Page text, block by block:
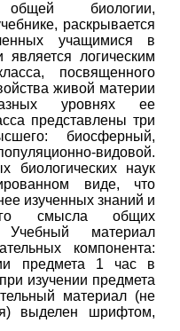
биологии,
раскрывается
учащимися в
логическим
посвященного
живой материи
уровнях ее
представлены три
биосферный,
видовой.
биологических наук
виде, что
изученных знаний и
смысла общих
Учебный материал
компонента:
предмета 1 час в
изучении предмета
материал (не
выделен шрифтом,